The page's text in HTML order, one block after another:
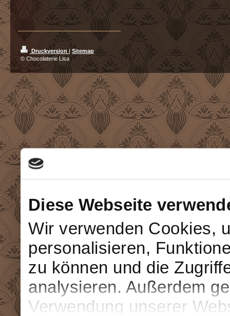
Diese Webseite
Wir verwenden Cookies,
personalisieren,
zu können und die
analysieren. Außerdem
Verwendung unserer
_________________________
Druckversion| Sitemap
© Chocolaterie Lisa